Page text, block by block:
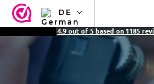
DE
NL
4.9 out of 5 based on 1185